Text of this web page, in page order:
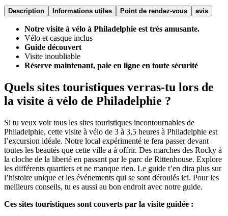
Description Informations utiles Point de rendez-vous avis
Notre visite à vélo à Philadelphie est très amusante.
Vélo et casque inclus
Guide découvert
Visite inoubliable
Réserve maintenant, paie en ligne en toute sécurité
Quels sites touristiques verras-tu lors de
la visite à vélo de Philadelphie ?
Si tu veux voir tous les sites touristiques incontournables de
Philadelphie, cette visite à vélo de 3 à 3,5 heures à Philadelphie est
l’excursion idéale. Notre local expérimenté te fera passer devant
toutes les beautés que cette ville a à offrir. Des marches des Rocky à
la cloche de la liberté en passant par le parc de Rittenhouse. Explore
les différents quartiers et ne manque rien. Le guide t’en dira plus sur
l’histoire unique et les événements qui se sont déroulés ici. Pour les
meilleurs conseils, tu es aussi au bon endroit avec notre guide.
Ces sites touristiques sont couverts par la visite guidée :